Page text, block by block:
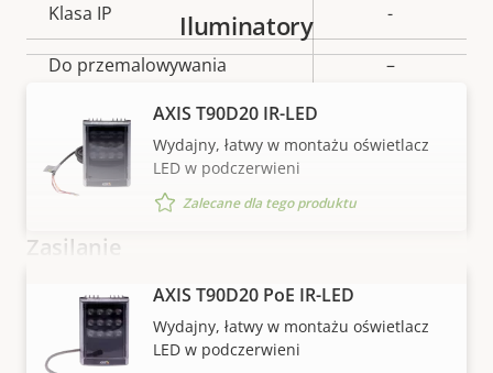
Klasa IP -
Do przemalowywania –
Zrównoważony rozwój
free, PVC
Zasilanie
Opis
nieruchomości
nieruchomości
Moc (maksymalna)
Moc (średnia)
WYŚWIETL WIĘCEJ
Iluminatory
AXIS T90D20 IR-LED
Wydajny, łatwy w montażu oświetlacz
LED w podczerwieni
Zalecane dla tego produktu
AXIS T90D20 PoE IR-LED
Wydajny, łatwy w montażu oświetlacz
LED w podczerwieni